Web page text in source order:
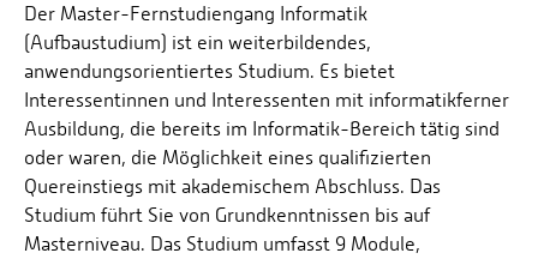
Der Master-Fernstudiengang Informatik
(Aufbaustudium) ist ein weiterbildendes,
anwendungsorientiertes Studium. Es bietet
Interessentinnen und Interessenten mit informatikferner
Ausbildung, die bereits im Informatik-Bereich tätig sind
oder waren, die Möglichkeit eines qualifizierten
Quereinstiegs mit akademischem Abschluss. Das
Studium führt Sie von Grundkenntnissen bis auf
Masterniveau. Das Studium umfasst 9 Module,